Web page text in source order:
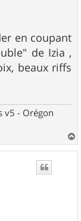
en coupant
de Izia ,
beaux riffs
v5 - Orégon
a